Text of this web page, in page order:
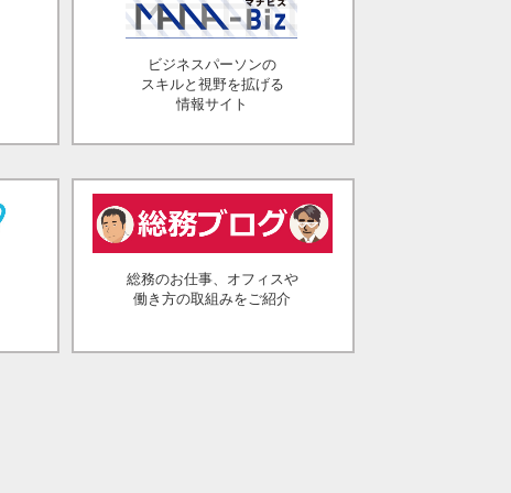
ビジネスパーソンの
スキルと視野を拡げる
情報サイト
総務のお仕事、オフィスや
働き方の取組みをご紹介